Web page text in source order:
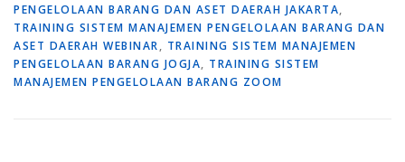
PENGELOLAAN BARANG DAN ASET DAERAH JAKARTA,
TRAINING SISTEM MANAJEMEN PENGELOLAAN BARANG DAN
ASET DAERAH WEBINAR, TRAINING SISTEM MANAJEMEN
PENGELOLAAN BARANG JOGJA, TRAINING SISTEM
MANAJEMEN PENGELOLAAN BARANG ZOOM